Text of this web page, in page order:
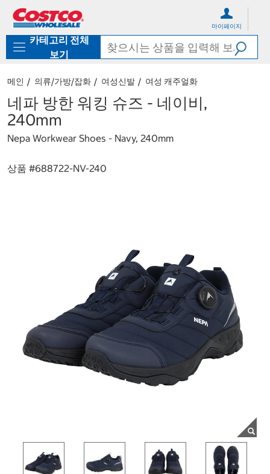
로
기
가
마이페이지
카테고리 전체
보기
메인 의류/가방/잡화 여성신발 여성 캐주얼화
네파 방한 워킹 슈즈 - 네이비,
240mm
Nepa Workwear Shoes - Navy, 240mm
상품 #688722-NV-240